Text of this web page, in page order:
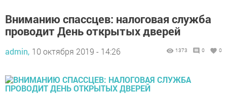
Вниманию спассцев: налоговая служба
проводит День открытых дверей
admin, 10 октября 2019 - 14:26 1373 0 0